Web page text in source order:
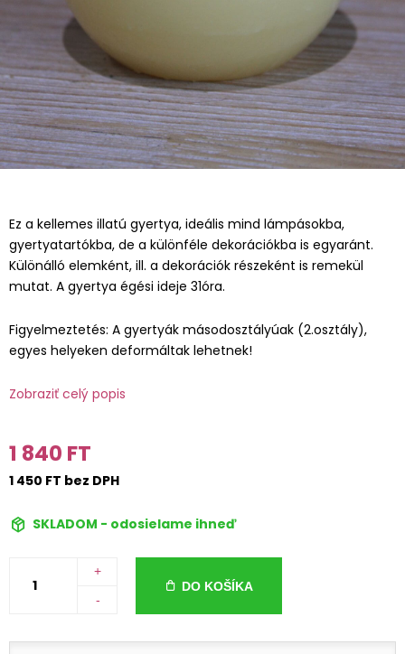
Ez a kellemes illatú gyertya, ideális mind lámpásokba,
gyertyatartókba, de a különféle dekorációkba is egyaránt.
Különálló elemként, ill. a dekorációk részeként is remekül
mutat. A gyertya égési ideje 31óra.
Figyelmeztetés: A gyertyák másodosztályúak (2.osztály),
egyes helyeken deformáltak lehetnek!
Zobraziť celý popis
1 840 FT
1 450 FT bez DPH
SKLADOM - odosielame ihneď
+
-
DO KOŠÍKA